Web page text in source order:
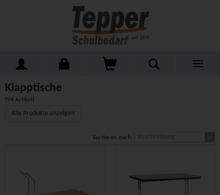
Toggle
Home Schulmöbel Klapptische
Klapptische
(94 Artikel)
Alle Produkte anzeigen
Sortieren nach: